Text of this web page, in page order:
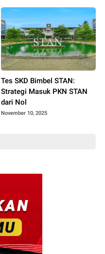
Tes SKD Bimbel STAN:
Strategi Masuk PKN STAN
dari Nol
November 10, 2025